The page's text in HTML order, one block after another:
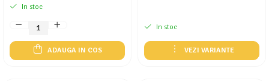
In stoc
ADAUGA IN COS
In stoc
VEZI VARIANTE